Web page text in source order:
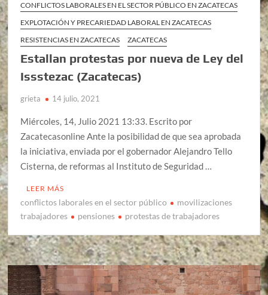
CONFLICTOS LABORALES EN EL SECTOR PÚBLICO EN ZACATECAS
EXPLOTACIÓN Y PRECARIEDAD LABORAL EN ZACATECAS
RESISTENCIAS EN ZACATECAS
ZACATECAS
Estallan protestas por nueva de Ley del
Issstezac (Zacatecas)
grieta 14 julio, 2021
Miércoles, 14, Julio 2021 13:33. Escrito por
Zacatecasonline Ante la posibilidad de que sea aprobada
la iniciativa, enviada por el gobernador Alejandro Tello
Cisterna, de reformas al Instituto de Seguridad …
LEER MÁS
conflictos laborales en el sector público
movilizaciones
trabajadores
pensiones protestas de trabajadores